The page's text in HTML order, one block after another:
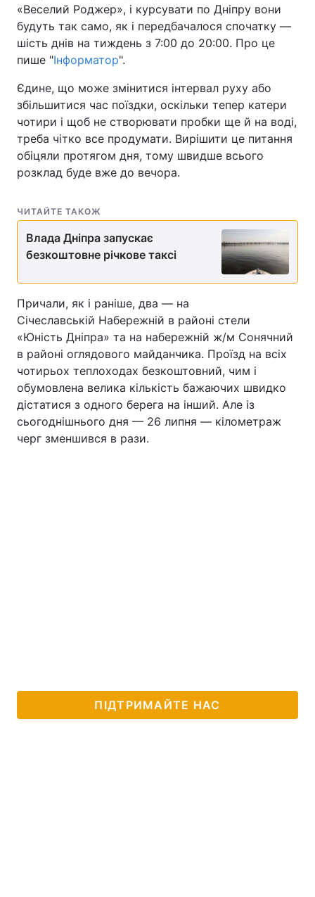
«Веселий Роджер», і курсувати по Дніпру вони
будуть так само, як і передбачалося спочатку —
шість днів на тиждень з 7:00 до 20:00. Про це
пише "Інформатор".
Єдине, що може змінитися інтервал руху або
збільшитися час поїздки, оскільки тепер катери
чотири і щоб не створювати пробки ще й на воді,
треба чітко все продумати. Вирішити це питання
обіцяли протягом дня, тому швидше всього
розклад буде вже до вечора.
ЧИТАЙТЕ ТАКОЖ
Влада Дніпра запускає
безкоштовне річкове таксі
Причали, як і раніше, два — на
Січеславській Набережній в районі стели
«Юність Дніпра» та на набережній ж/м Сонячний
в районі оглядового майданчика. Проїзд на всіх
чотирьох теплоходах безкоштовний, чим і
обумовлена велика кількість бажаючих швидко
дістатися з одного берега на інший. Але із
сьогоднішнього дня — 26 липня — кілометраж
черг зменшився в рази.
ПІДТРИМАЙТЕ НАС